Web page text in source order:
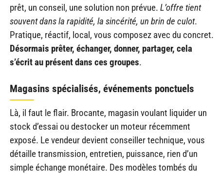
prêt, un conseil, une solution non prévue. L’offre tient
souvent dans la rapidité, la sincérité, un brin de culot.
Pratique, réactif, local, vous composez avec du concret.
Désormais prêter, échanger, donner, partager, cela
s’écrit au présent dans ces groupes.
Magasins spécialisés, événements ponctuels
Là, il faut le flair. Brocante, magasin voulant liquider un
stock d’essai ou destocker un moteur récemment
exposé. Le vendeur devient conseiller technique, vous
détaille transmission, entretien, puissance, rien d’un
simple échange monétaire. Des modèles tombés du